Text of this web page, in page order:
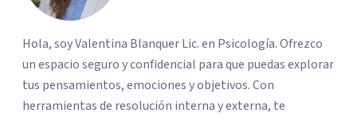
Hola, soy Valentina Blanquer Lic. en Psicología. Ofrezco
un espacio seguro y confidencial para que puedas explorar
tus pensamientos, emociones y objetivos. Con
herramientas de resolución interna y externa, te